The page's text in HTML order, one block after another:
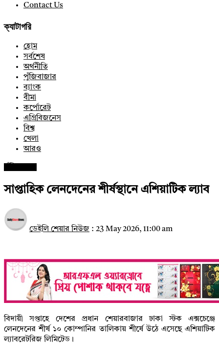
Contact Us
ক্যাটাগরি
হোম
সর্বশেষ
অর্থনীতি
পুঁজিবাজার
ব্যাংক
বীমা
কর্পোরেট
এগ্রিবিজনেস
বিশ্ব
খেলা
আরও
সাপ্তাহিক লেনদেনের শীর্ষস্থানে এশিয়াটিক ল্যাব
ডেইলি শেয়ার নিউজ : 23 May 2026, 11:00 am
বিদায়ী সপ্তাহে দেশের প্রধান শেয়ারবাজার ঢাকা স্টক এক্সচেঞ্জে
লেনদেনের শীর্ষ ১০ কোম্পানির তালিকায় শীর্ষে উঠে এসেছে এশিয়াটিক
ল্যাবরেটরিজ লিমিটেড।